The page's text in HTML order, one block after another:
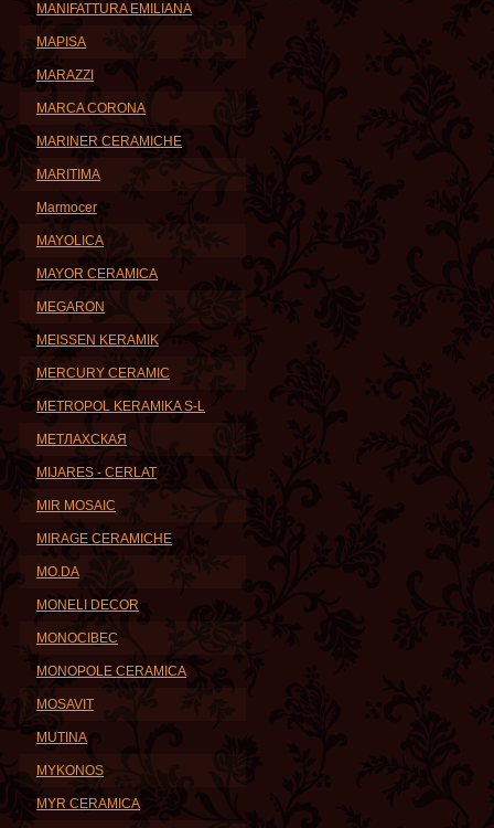
MANIFATTURA EMILIANA
MAPISA
MARAZZI
MARCA CORONA
MARINER CERAMICHE
MARITIMA
Marmocer
MAYOLICA
MAYOR CERAMICA
MEGARON
MEISSEN KERAMIK
MERCURY CERAMIC
METROPOL KERAMIKA S-L
METЛАХСКАЯ
MIJARES - CERLAT
MIR MOSAIC
MIRAGE CERAMICHE
MO.DA
MONELI DECOR
MONOCIBEC
MONOPOLE CERAMICA
MOSAVIT
MUTINA
MYKONOS
MYR CERAMICA